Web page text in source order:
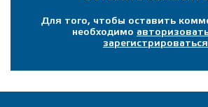
Для того, чтобы оставить
необходимо
зарегистрироваться